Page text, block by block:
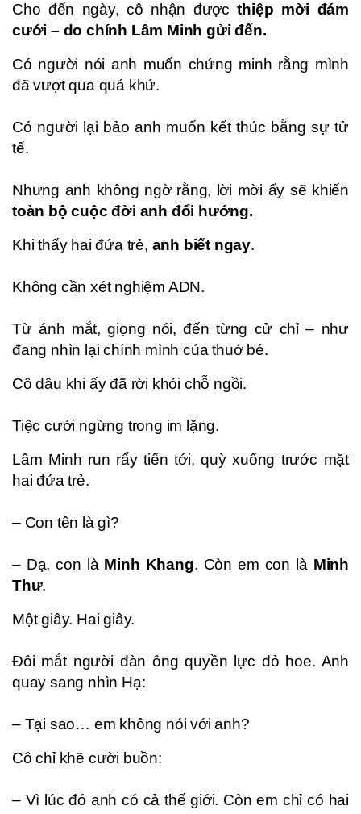
Cho đến ngày, cô nhận đượcthiệp mời đám
cưới – do chính Lâm Minh gửi đến.
Có người nói anh muốn chứng minh rằng mình
đã vượt qua quá khứ.
Có người lại bảo anh muốn kết thúc bằng sự tử
tế.
Nhưng anh không ngờ rằng, lời mời ấy sẽ khiến
toàn bộ cuộc đời anh đổi hướng.
Khi thấy hai đứa trẻ, anh biết ngay.
Không cần xét nghiệm ADN.
Từ ánh mắt, giọng nói, đến từng cử chỉ – như
đang nhìn lại chính mình của thuở bé.
Cô dâu khi ấy đã rời khỏi chỗ ngồi.
Tiệc cưới ngừng trong im lặng.
Lâm Minh run rẩy tiến tới, quỳ xuống trước mặt
hai đứa trẻ.
– Con tên là gì?
– Dạ, con là Minh Khang. Còn em con là Minh
Thư.
Một giây. Hai giây.
Đôi mắt người đàn ông quyền lực đỏ hoe. Anh
quay sang nhìn Hạ:
– Tại sao… em không nói với anh?
Cô chỉ khẽ cười buồn:
– Vì lúc đó anh có cả thế giới. Còn em chỉ có hai